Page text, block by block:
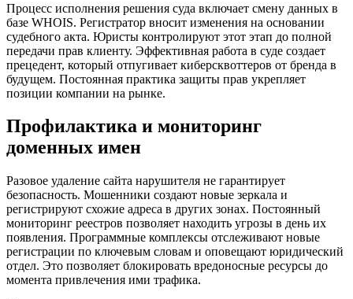
Процесс исполнения решения суда включает смену данных в
базе WHOIS. Регистратор вносит изменения на основании
судебного акта. Юристы контролируют этот этап до полной
передачи прав клиенту. Эффективная работа в суде создает
прецедент, который отпугивает киберсквоттеров от бренда в
будущем. Постоянная практика защиты прав укрепляет
позиции компании на рынке.
Профилактика и мониторинг
доменных имен
Разовое удаление сайта нарушителя не гарантирует
безопасность. Мошенники создают новые зеркала и
регистрируют схожие адреса в других зонах. Постоянный
мониторинг реестров позволяет находить угрозы в день их
появления. Программные комплексы отслеживают новые
регистрации по ключевым словам и оповещают юридический
отдел. Это позволяет блокировать вредоносные ресурсы до
момента привлечения ими трафика.